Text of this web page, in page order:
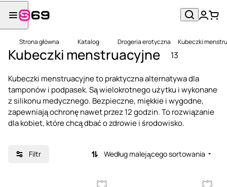
Strona główna Katalog Drogeria erotyczna Kubeczki
Kubeczki menstruacyjne 13
Kubeczki menstruacyjne to praktyczna alternatywa dla
tamponów i podpasek. Są wielokrotnego użytku i wykonane
z silikonu medycznego. Bezpieczne, miękkie i wygodne,
zapewniają ochronę nawet przez 12 godzin. To rozwiązanie
dla kobiet, które chcą dbać o zdrowie i środowisko.
Filtr Według malejącego sortowania